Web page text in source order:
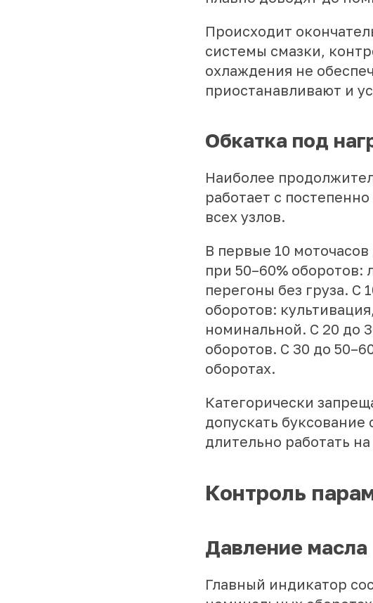
Происходит
системы смазки,
охлаждения не
приостанавливают и
Обкатка под
Наиболее
работает с
всех узлов.
В первые 10
при 50–60% оборотов:
перегоны без груза. С
оборотов:
номинальной. С 20 до
оборотов. С 30 до
оборотах.
Категорически
допускать
длительно работать
Контроль
Давление масла
Главный индикатор